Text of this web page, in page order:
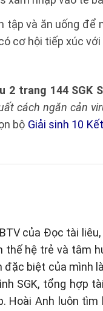
tập và ăn uống
cơ hội tiếp xúc với
2 trang 144 SGK
cách ngăn cản
bộ Giải sinh 10
của Đọc tài
thế hệ trẻ và tâm
đặc biệt của mình
SGK, tổng hợp
Hoài Anh luôn